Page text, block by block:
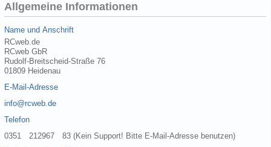
Allgemeine Informationen
Name und Anschrift
RCweb.de
RCweb GbR
Rudolf-Breitscheid-Straße 76
01809 Heidenau
E-Mail-Adresse
info@rcweb.de
Telefon
0351 212967 83 (Kein Support! Bitte E-Mail-Adresse benutzen)